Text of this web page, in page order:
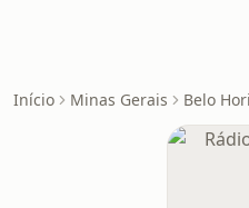
Início Minas Gerais Belo